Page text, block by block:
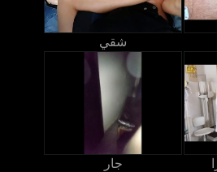
شقي
جار